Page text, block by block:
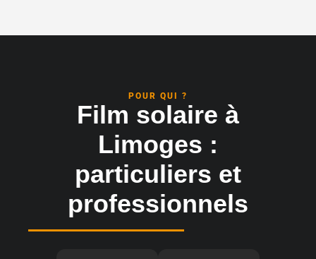
POUR QUI ?
Film solaire à
Limoges :
particuliers et
professionnels